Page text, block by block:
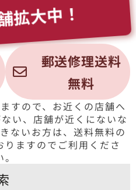
拡大中！
郵送修理送料
無料
すので、お近くの店舗へ
い、店舗が近くにないな
ないお方は、送料無料の
ますのでご利用くださ